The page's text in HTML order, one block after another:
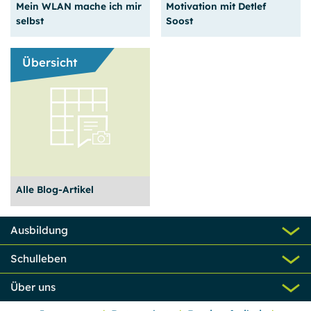
Mein WLAN mache ich mir
selbst
Der Praxistest in der
Projektwoche
Motivation mit Detlef
Soost
Übersicht
Alle Blog-Artikel
Die neuesten Artikel in der
Ausbildung
Schulleben
Über uns
Diese helfen uns bei der Weiterentwicklung unseres
Angebots.
Google Analytics
Name:
Anbieter:
Google Ireland Limited, Google Building Gordon House, 4
Barrow St, Dublin, D04 E5W5, Ireland
Nutzung der Webseite (Reichweitenmessung).
bis zu 24 Monaten
MS Clarity
Name: